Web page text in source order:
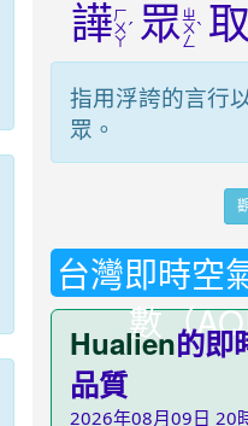
譁ㄏ
ㄨ
ㄚ
ˊ 眾ㄓ
ㄨ
ㄥ
ˋ 取
指用浮誇的言行
眾。
台灣即時空
數（
Hualien的即
品質
2026年08月09日 20